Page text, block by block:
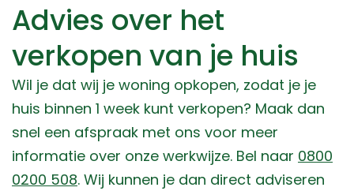
Advies over het
verkopen van je huis
Wil je dat wij je woning opkopen, zodat je je
huis binnen 1 week kunt verkopen? Maak dan
snel een afspraak met ons voor meer
informatie over onze werkwijze. Bel naar 0800
0200 508. Wij kunnen je dan direct adviseren